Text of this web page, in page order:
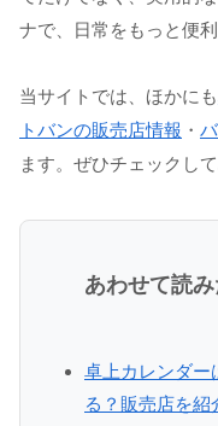
ナで、日常をもっと便
当サイトでは、ほかにも
トバンの販売店情報 ・
ます。ぜひチェックし
あわせて読
卓上カレンダー
る？販売店を紹